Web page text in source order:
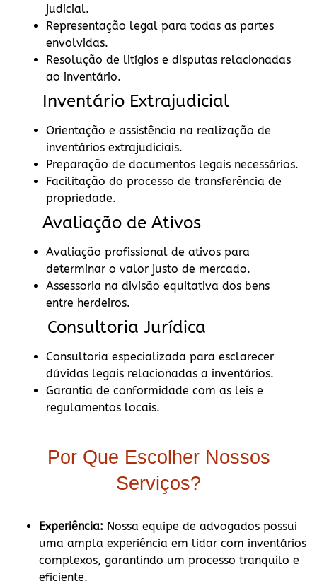
judicial.
Representação legal para todas as partes
envolvidas.
Resolução de litígios e disputas relacionadas
ao inventário.
Inventário Extrajudicial
Orientação e assistência na realização de
inventários extrajudiciais.
Preparação de documentos legais necessários.
Facilitação do processo de transferência de
propriedade.
Avaliação de Ativos
Avaliação profissional de ativos para
determinar o valor justo de mercado.
Assessoria na divisão equitativa dos bens
entre herdeiros.
Consultoria Jurídica
Consultoria especializada para esclarecer
dúvidas legais relacionadas a inventários.
Garantia de conformidade com as leis e
regulamentos locais.
Por Que Escolher Nossos
Serviços?
Experiência: Nossa equipe de advogados possui
uma ampla experiência em lidar com inventários
complexos, garantindo um processo tranquilo e
eficiente.